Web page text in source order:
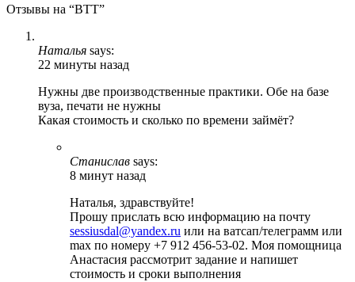
Отзывы на “ВТТ”
Наталья says:
22 минуты назад
Нужны две производственные практики. Обе на базе
вуза, печати не нужны
Какая стоимость и сколько по времени займёт?
Станислав says:
8 минут назад
Наталья, здравствуйте!
Прошу прислать всю информацию на почту
sessiusdal@yandex.ru или на ватсап/телеграмм или
max по номеру +7 912 456-53-02. Моя помощница
Анастасия рассмотрит задание и напишет
стоимость и сроки выполнения